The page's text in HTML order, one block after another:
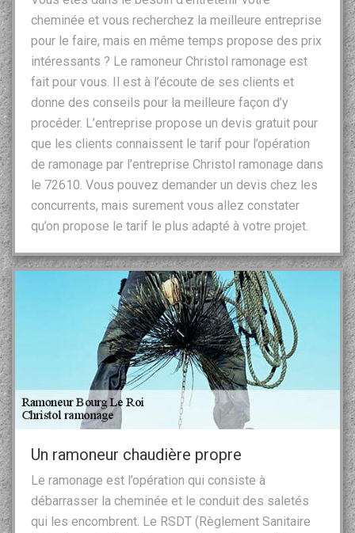
cheminée et vous recherchez la meilleure entreprise
pour le faire, mais en même temps propose des prix
intéressants ? Le ramoneur Christol ramonage est
fait pour vous. Il est à l’écoute de ses clients et
donne des conseils pour la meilleure façon d’y
procéder. L’entreprise propose un devis gratuit pour
que les clients connaissent le tarif pour l’opération
de ramonage par l’entreprise Christol ramonage dans
le 72610. Vous pouvez demander un devis chez les
concurrents, mais surement vous allez constater
qu’on propose le tarif le plus adapté à votre projet.
Un ramoneur chaudière propre
Le ramonage est l’opération qui consiste à
débarrasser la cheminée et le conduit des saletés
qui les encombrent. Le RSDT (Règlement Sanitaire